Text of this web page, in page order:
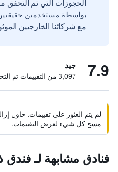
الحجوزات التي تم التحقق
مع شركائنا الخارجيين
7.9 جيد
3,097 من التقييمات تم التحقق منها
لم يتم العثور على تقييمات. حاول
مسح كل شيء لعرض التقييمات.
فنادق مشابهة لـ فندق